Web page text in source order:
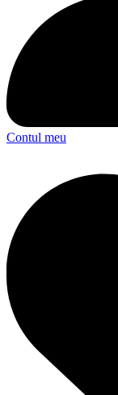
Contul meu